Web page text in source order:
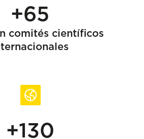
+65
comités científicos
+130